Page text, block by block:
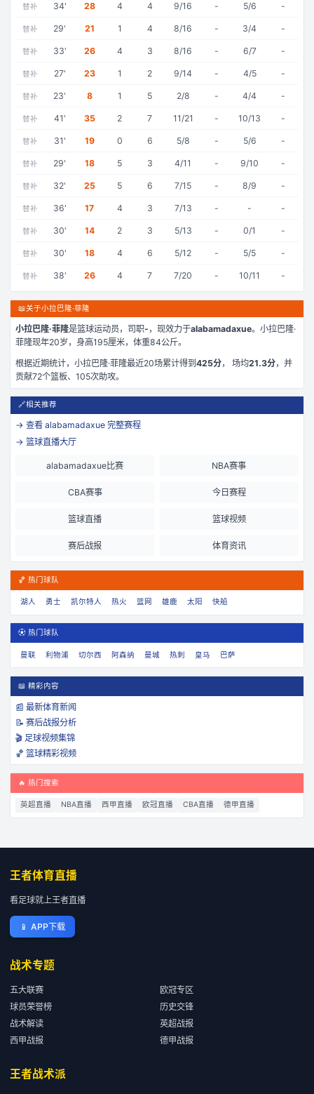
替补 34' 28 4 4 9/16 - 5/6 -
替补 29' 21 1 4 8/16 - 3/4 -
替补 33' 26 4 3 8/16 - 6/7 -
替补 27' 23 1 2 9/14 - 4/5 -
替补 23' 8 1 5 2/8 - 4/4 -
替补 41' 35 2 7 11/21 - 10/13 -
替补 31' 19 0 6 5/8 - 5/6 -
替补 29' 18 5 3 4/11 - 9/10 -
替补 32' 25 5 6 7/15 - 8/9 -
替补 36' 17 4 3 7/13 - - -
替补 30' 14 2 3 5/13 - 0/1 -
替补 30' 18 4 6 5/12 - 5/5 -
替补 38' 26 4 7 7/20 - 10/11 -
📖关于小拉巴隆·菲隆
小拉巴隆·菲隆是篮球运动员，司职- ，现效力于alabamadaxue。 小拉巴隆·
菲隆现年20岁 ，身高195厘米，体重84公斤。
根据近期统计， 小拉巴隆·菲隆最近20场累计得到425分， 场均21.3分，并
贡献72个篮板、 105次助攻。
🔗相关推荐
→ 查看 alabamadaxue 完整赛程
→ 篮球直播大厅
alabamadaxue比赛 NBA赛事
CBA赛事 今日赛程
篮球直播 篮球视频
赛后战报 体育资讯
🏀 热门球队
湖人 勇士 凯尔特人 热火 篮网 雄鹿 太阳 快船
⚽ 热门球队
曼联 利物浦 切尔西 阿森纳 曼城 热刺 皇马 巴萨
📖 精彩内容
📰 最新体育新闻
📝 赛后战报分析
🎬 足球视频集锦
🏀 篮球精彩视频
🔥 热门搜索
英超直播 NBA直播 西甲直播 欧冠直播 CBA直播 德甲直播
王者体育直播
看足球就上王者直播
📱 APP下载
战术专题
五大联赛
欧冠专区
球员荣誉榜
历史交锋
战术解读
英超战报
西甲战报
德甲战报
王者战术派